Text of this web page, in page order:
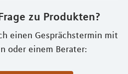
zu Produkten?
einen Gesprächstermin mit
oder einem Berater: